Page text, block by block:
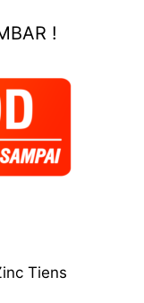
!
Tiens